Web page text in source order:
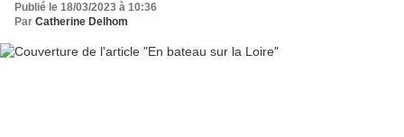
Publié le 18/03/2023 à 10:36
Par Catherine Delhom